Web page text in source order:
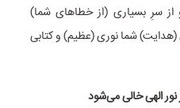
از سرِ بسیاری (از خطاهای شما)
(هدایت) شما نوری (عظیم) و کتابی
الهی خالی می‌شود